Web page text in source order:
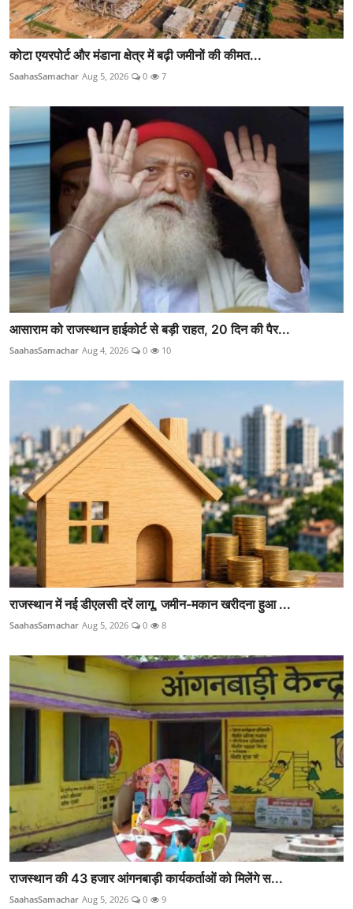
कोटा एयरपोर्ट और मंडाना क्षेत्र में बढ़ी जमीनों की कीमत...
SaahasSamachar Aug 5, 2026 0 7
आसाराम को राजस्थान हाईकोर्ट से बड़ी राहत, 20 दिन की पैर...
SaahasSamachar Aug 4, 2026 0 10
राजस्थान में नई डीएलसी दरें लागू, जमीन-मकान खरीदना हुआ ...
SaahasSamachar Aug 5, 2026 0 8
राजस्थान की 43 हजार आंगनबाड़ी कार्यकर्ताओं को मिलेंगे स...
SaahasSamachar Aug 5, 2026 0 9